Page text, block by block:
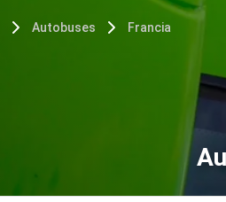
Autobuses Francia